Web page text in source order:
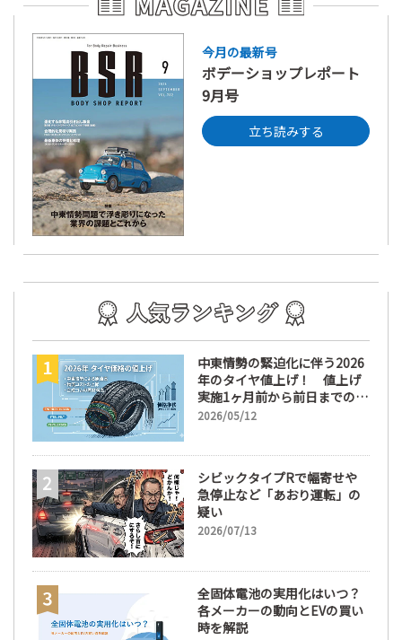
今月の最新号
ボデーショップレポート
9月号
立ち読みする
中東情勢の緊迫化に伴う2026
年のタイヤ値上げ！ 値上げ
実施1ヶ月前から前日までの期
間が販売において極めて重要
2026/05/12
シビックタイプRで幅寄せや
急停止など「あおり運転」の
疑い
2026/07/13
全固体電池の実用化はいつ？
各メーカーの動向とEVの買い
時を解説